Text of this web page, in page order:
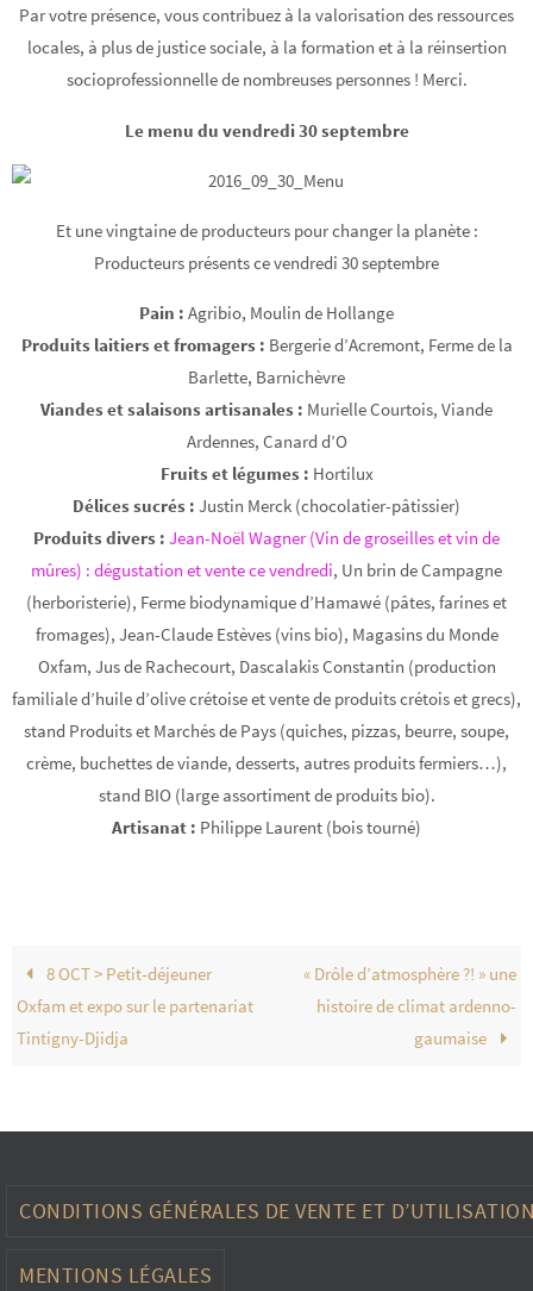
Par votre présence, vous contribuez à la valorisation des ressources
locales, à plus de justice sociale, à la formation et à la réinsertion
socioprofessionnelle de nombreuses personnes ! Merci.
Le menu du vendredi 30 septembre
Et une vingtaine de producteurs pour changer la planète :
Producteurs présents ce vendredi 30 septembre
Pain : Agribio, Moulin de Hollange
Produits laitiers et fromagers : Bergerie d’Acremont, Ferme de la
Barlette, Barnichèvre
Viandes et salaisons artisanales : Murielle Courtois, Viande
Ardennes, Canard d’O
Fruits et légumes : Hortilux
Délices sucrés : Justin Merck (chocolatier-pâtissier)
Produits divers : Jean-Noël Wagner (Vin de groseilles et vin de
mûres) : dégustation et vente ce vendredi, Un brin de Campagne
(herboristerie), Ferme biodynamique d’Hamawé (pâtes, farines et
fromages), Jean-Claude Estèves (vins bio), Magasins du Monde
Oxfam, Jus de Rachecourt, Dascalakis Constantin (production
familiale d’huile d’olive crétoise et vente de produits crétois et grecs),
stand Produits et Marchés de Pays (quiches, pizzas, beurre, soupe,
crème, buchettes de viande, desserts, autres produits fermiers…),
stand BIO (large assortiment de produits bio).
Artisanat : Philippe Laurent (bois tourné)
8 OCT > Petit-déjeuner
Oxfam et expo sur le partenariat
Tintigny-Djidja
« Drôle d’atmosphère ?! » une
histoire de climat ardenno-
gaumaise
CONDITIONS GÉNÉRALES DE VENTE ET
MENTIONS LÉGALES